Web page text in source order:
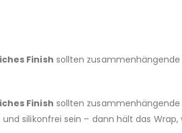
Finish sollten zusammenhängende
Finish sollten
silikonfrei sein – dann hält das Wrap,